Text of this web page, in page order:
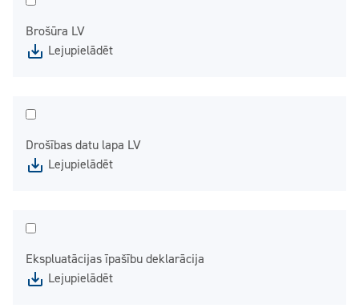
Brošūra LV
Lejupielādēt
Drošības datu lapa LV
Lejupielādēt
Ekspluatācijas īpašību deklarācija
Lejupielādēt